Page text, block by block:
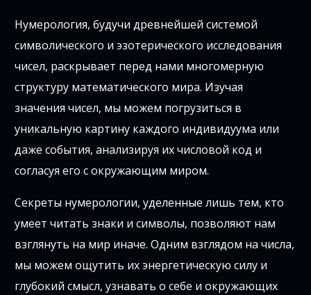
Нумерология, будучи древнейшей системой
символического и эзотерического исследования
чисел, раскрывает перед нами многомерную
структуру математического мира. Изучая
значения чисел, мы можем погрузиться в
уникальную картину каждого индивидуума или
даже события, анализируя их числовой код и
согласуя его с окружающим миром.
Секреты нумерологии, уделенные лишь тем, кто
умеет читать знаки и символы, позволяют нам
взглянуть на мир иначе. Одним взглядом на числа,
мы можем ощутить их энергетическую силу и
глубокий смысл, узнавать о себе и окружающих